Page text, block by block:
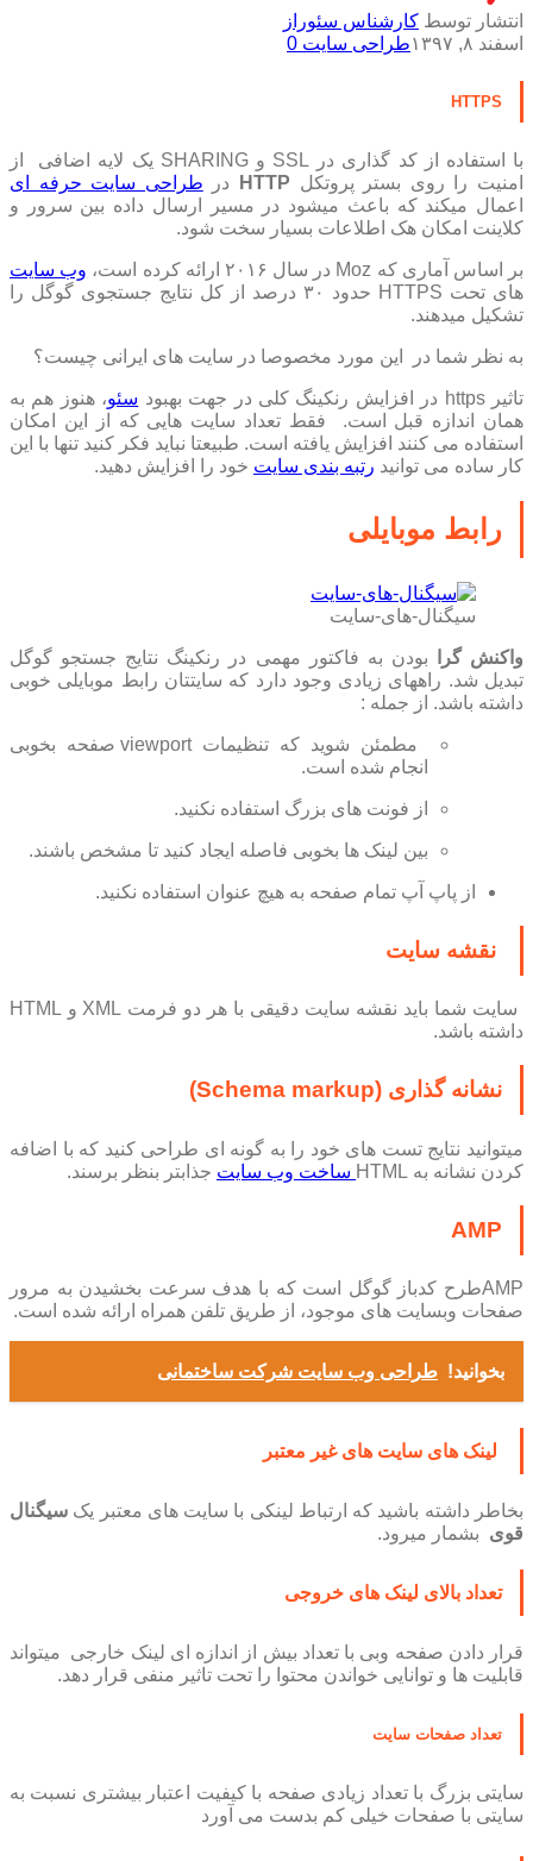
انتشار توسط کارشناس سئوراز
اسفند ۸, ۱۳۹۷
طراحی سایت
HTTPS
با استفاده از کد گذاری در SSL و SHARING یک لایه اضافی از
امنیت را روی بستر پروتکل HTTP در طراحی سایت حرفه ای
اعمال میکند که باعث میشود در مسیر ارسال داده بین سرور و
کلاینت امکان هک اطلاعات بسیار سخت شود.
بر اساس آماری که Moz در سال ۲۰۱۶ ارائه کرده است،
وب سایت
های تحت HTTPS حدود ۳۰ درصد از کل نتایج جستجوی گوگل را
تشکیل میدهند.
به نظر شما در این مورد مخصوصا در سایت های ایرانی چیست؟
تاثیر https در افزایش رنکینگ کلی در جهت بهبود سئو، هنوز هم به
همان اندازه قبل است. فقط تعداد سایت هایی که از این امکان
استفاده می کنند افزایش یافته است. طبیعتا نباید فکر کنید تنها با این
کار ساده می توانید رتبه بندی سایت خود را افزایش دهید.
رابط موبایلی
سیگنال-های-سایت
واکنش گرا
بودن به فاکتور مهمی در رنکینگ نتایج جستجو گوگل
تبدیل شد. راههای زیادی وجود دارد که سایتتان رابط موبایلی خوبی
داشته باشد. از جمله :
مطمئن شوید که تنظیمات viewport صفحه بخوبی
انجام شده است.
از فونت های بزرگ استفاده نکنید.
بین لینک ها بخوبی فاصله ایجاد کنید تا مشخص باشند.
از پاپ آپ تمام صفحه به هیچ عنوان استفاده نکنید.
نقشه سایت
سایت شما باید نقشه سایت دقیقی با هر دو فرمت XML و HTML
داشته باشد.
نشانه گذاری (Schema markup)
میتوانید نتایج تست های خود را به گونه ای طراحی کنید که با اضافه
کردن نشانه به HTML
ساخت وب سایت جذابتر بنظر برسند.
AMP
AMPطرح کدباز گوگل است که با هدف سرعت بخشیدن به مرور
صفحات وبسایت های موجود، از طریق تلفن همراه ارائه شده است.
بخوانید! طراحی وب سایت شرکت ساختمانی
لینک های سایت های غیر معتبر
بخاطر داشته باشید که ارتباط لینکی با سایت های معتبر یک سیگنال
قوی بشمار میرود.
تعداد بالای لینک های خروجی
قرار دادن صفحه وبی با تعداد بیش از اندازه ای لینک خارجی میتواند
قابلیت ها و توانایی خواندن محتوا را تحت تاثیر منفی قرار دهد.
تعداد صفحات سایت
سایتی بزرگ با تعداد زیادی صفحه با کیفیت اعتبار بیشتری نسبت به
سایتی با صفحات خیلی کم بدست می آورد